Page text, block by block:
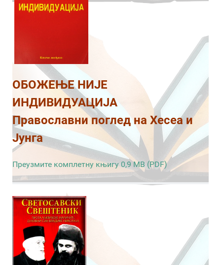
ОБОЖЕЊЕ НИЈЕ
ИНДИВИДУАЦИЈА
Православни поглед на Хесеа и
Јунга
Преузмите комплетну књигу 0,9 MB (PDF)